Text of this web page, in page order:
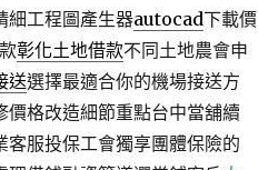
細工程圖產生器autocad下載價
彰化土地借款不同土地農會申
送選擇最適合你的機場接送方
價格改造細節重點台中當舖續
客服投保工會獨享團體保險的